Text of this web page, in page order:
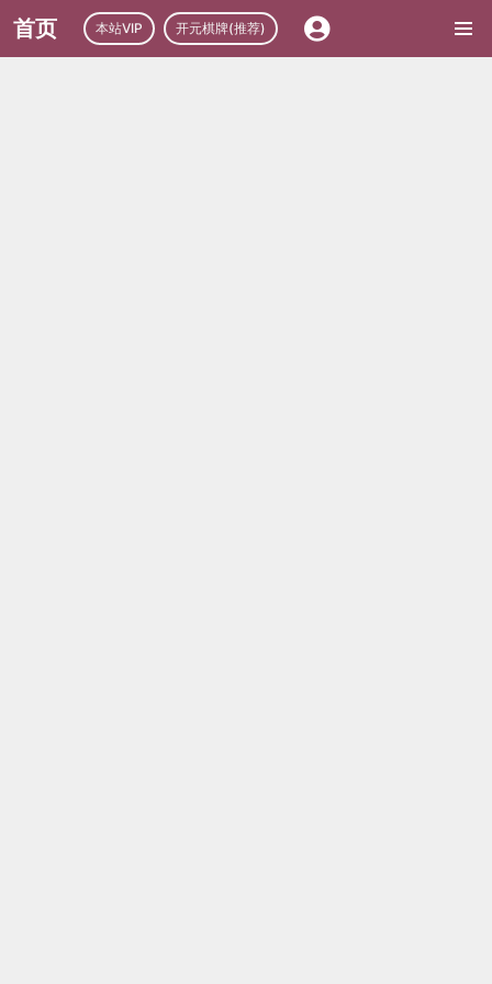
首页 本站VIP 开元棋牌(推荐)